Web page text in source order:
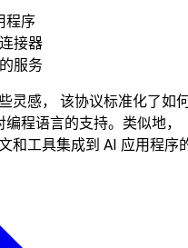
程序
接器
服务
灵感， 该协议标准化了如
程语言的支持。类似地，
和工具集成到 AI 应用程序